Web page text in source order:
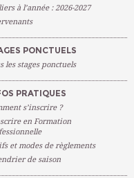
à l’année : 2026-2027
PONCTUELS
les stages ponctuels
PRATIQUES
s’inscrire ?
en Formation
et modes de règlements
de saison